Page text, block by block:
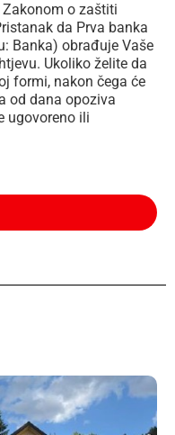
o zaštiti
da Prva banka
Banka) obrađuje Vaše
Ukoliko želite da
formi, nakon čega će
od dana opoziva
ugovoreno ili